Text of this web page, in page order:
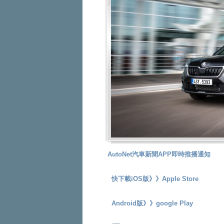
AutoNet汽車新聞APP即時推播通知
快下載iOS版》》 Apple Store
Android版》》 google Play